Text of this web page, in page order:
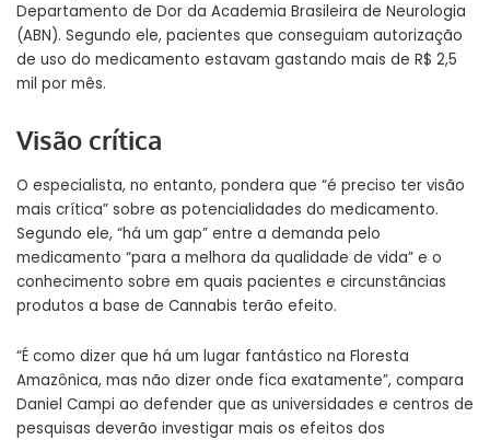
Departamento de Dor da Academia Brasileira de Neurologia
(ABN). Segundo ele, pacientes que conseguiam autorização
de uso do medicamento estavam gastando mais de R$ 2,5
mil por mês.
Visão crítica
O especialista, no entanto, pondera que “é preciso ter visão
mais crítica” sobre as potencialidades do medicamento.
Segundo ele, “há um gap” entre a demanda pelo
medicamento “para a melhora da qualidade de vida” e o
conhecimento sobre em quais pacientes e circunstâncias
produtos a base de Cannabis terão efeito.
“É como dizer que há um lugar fantástico na Floresta
Amazônica, mas não dizer onde fica exatamente”, compara
Daniel Campi ao defender que as universidades e centros de
pesquisas deverão investigar mais os efeitos dos